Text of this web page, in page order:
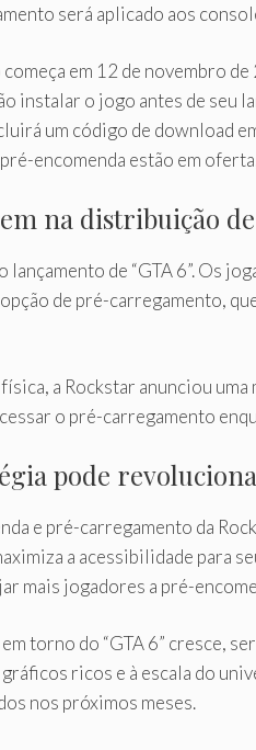
será aplicado aos
em 12 de novembro
instalar o jogo antes de seu
um código de download
encomenda estão em
na distribuição
lançamento de “GTA 6”. Os
de pré-carregamento,
a Rockstar anunciou
o pré-carregamento
pode
e pré-carregamento da
a acessibilidade para
mais jogadores a pré-
torno do “GTA 6” cresce,
ricos e à escala do
nos próximos meses.